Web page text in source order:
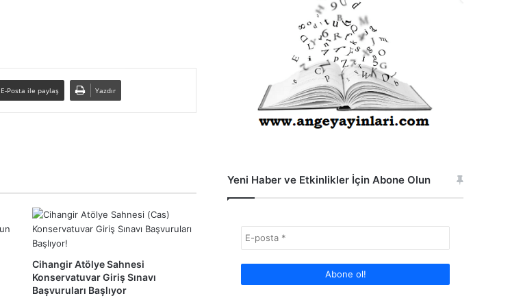
E-Posta ile paylaş Yazdır
Cihangir Atölye Sahnesi
Konservatuvar Giriş Sınavı
Başvuruları Başlıyor
Yeni Haber ve Etkinlikler İçin Abone Olun